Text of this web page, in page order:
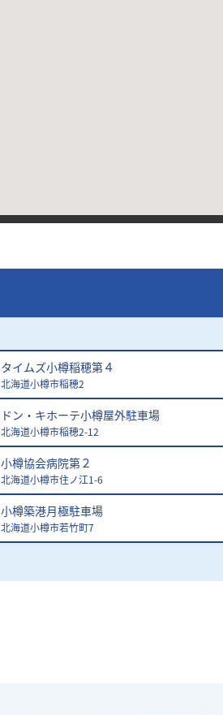
タイムズ小樽稲穂第４
北海道小樽市稲穂2
ドン・キホーテ小樽屋外駐車場
北海道小樽市稲穂2-12
小樽協会病院第２
北海道小樽市住ノ江1-6
小樽築港月極駐車場
北海道小樽市若竹町7